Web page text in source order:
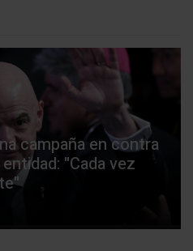
campaña en contra
"Cada vez